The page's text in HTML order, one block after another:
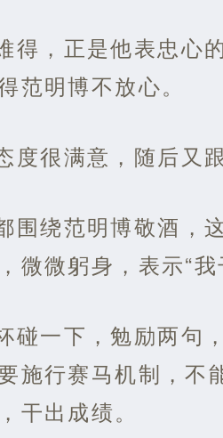
得，正是他表忠心
范明博不放心。
度很满意，随后又
围绕范明博敬酒，
微微躬身，表示“我
碰一下，勉励两句
施行赛马机制，不
干出成绩。